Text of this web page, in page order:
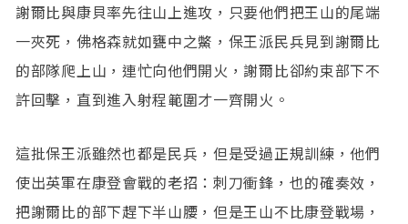
謝爾比與康貝率先往山上進攻，只要他們把王山的尾端
一夾死，佛格森就如甕中之鱉，保王派民兵見到謝爾比
的部隊爬上山，連忙向他們開火，謝爾比卻約束部下不
許回擊，直到進入射程範圍才一齊開火。
這批保王派雖然也都是民兵，但是受過正規訓練，他們
使出英軍在康登會戰的老招：刺刀衝鋒，也的確奏效，
把謝爾比的部下趕下半山腰，但是王山不比康登戰場，